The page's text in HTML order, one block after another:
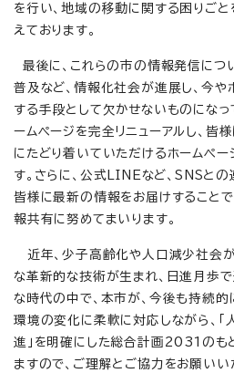
を行い、地域の移動に関する困りご
えております。
最後に、これらの市の情報発信につ
普及など、情報化社会が進展し、今や
する手段として欠かせないものになっ
ームページを完全リニューアルし、皆
にたどり着いていただけるホームペ
す。さらに、公式LINEなど、SNSと
皆様に最新の情報をお届けすること
報共有に努めてまいります。
近年、少子高齢化や人口減少社会
な革新的な技術が生まれ、日進月歩で
な時代の中で、本市が、今後も持続的
環境の変化に柔軟に対応しながら、「
進」を明確にした総合計画2031のも
ますので、ご理解とご協力をお願いい